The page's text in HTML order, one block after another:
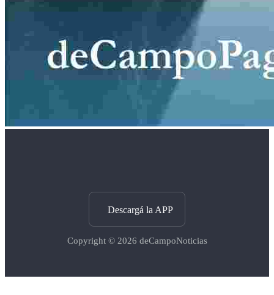
Descargá la APP
Copyright © 2026 deCampoNoticias